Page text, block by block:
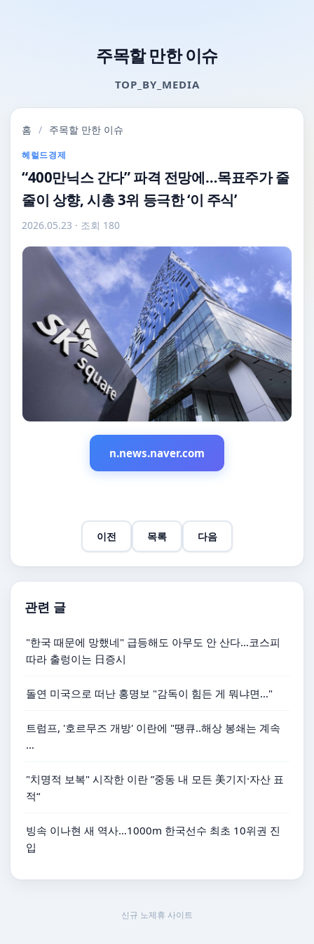
주목할 만한 이슈
TOP_BY_MEDIA
홈 / 주목할 만한 이슈
헤럴드경제
“400만닉스 간다” 파격 전망에…목표주가 줄
줄이 상향, 시총 3위 등극한 ‘이 주식’
2026.05.23 · 조회 180
n.news.naver.com
이전 목록 다음
관련 글
"한국 때문에 망했네" 급등해도 아무도 안 산다…코스피
따라 출렁이는 日증시
돌연 미국으로 떠난 홍명보 "감독이 힘든 게 뭐냐면…"
트럼프, '호르무즈 개방' 이란에 "땡큐‥해상 봉쇄는 계속
…
"치명적 보복" 시작한 이란 ”중동 내 모든 美기지·자산 표
적“
빙속 이나현 새 역사…1000m 한국선수 최초 10위권 진
입
신규 노제휴 사이트